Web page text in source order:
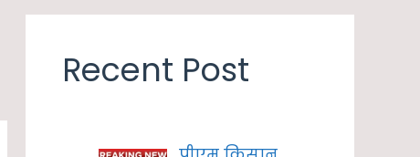
Recent Post